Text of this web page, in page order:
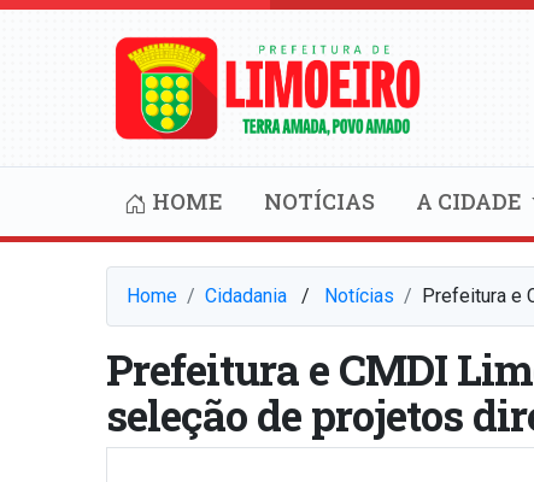
HOME NOTÍCIAS A CIDADE
Home Cidadania⠀/⠀ Notícias Prefeitura e
Prefeitura e CMDI
seleção de projetos